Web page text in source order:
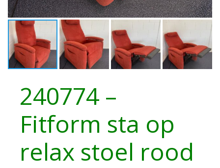
240774 –
Fitform sta op
relax stoel rood